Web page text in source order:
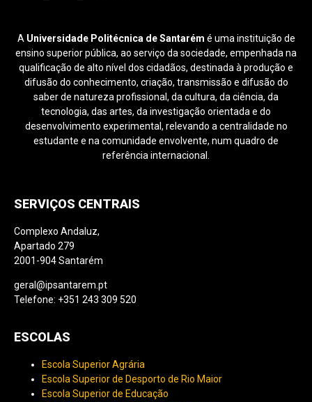
A Universidade Politécnica de Santarém é uma instituição de
ensino superior pública, ao serviço da sociedade, empenhada na
qualificação de alto nível dos cidadãos, destinada à produção e
difusão do conhecimento, criação, transmissão e difusão do
saber de natureza profissional, da cultura, da ciência, da
tecnologia, das artes, da investigação orientada e do
desenvolvimento experimental, relevando a centralidade no
estudante e na comunidade envolvente, num quadro de
referência internacional.
SERVIÇOS CENTRAIS
Complexo Andaluz,
Apartado 279
2001-904 Santarém
geral@ipsantarem.pt
Telefone: +351 243 309 520
ESCOLAS
Escola Superior Agrária
Escola Superior de Desporto de Rio Maior
Escola Superior de Educação